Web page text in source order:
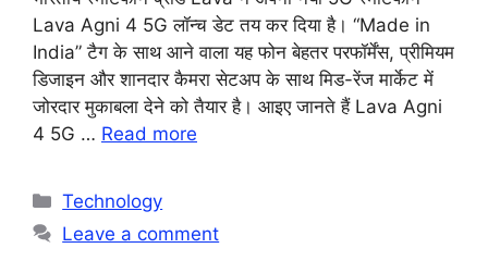
Lava Agni 4 5G लॉन्च डेट तय कर दिया है। “Made in
India” टैग के साथ आने वाला यह फोन बेहतर परफॉर्मेंस, प्रीमियम
डिजाइन और शानदार कैमरा सेटअप के साथ मिड-रेंज मार्केट में
जोरदार मुकाबला देने को तैयार है। आइए जानते हैं Lava Agni
4 5G … Read more
Categories
Technology
Leave a comment